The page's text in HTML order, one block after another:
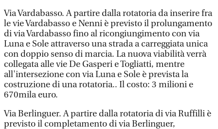
Via Vardabasso. A partire dalla rotatoria da inserire fra
le vie Vardabasso e Nenni è previsto il prolungamento
di via Vardabasso fino al ricongiungimento con via
Luna e Sole attraverso una strada a carreggiata unica
con doppio senso di marcia. La nuova viabilità verrà
collegata alle vie De Gasperi e Togliatti, mentre
all'intersezione con via Luna e Sole è prevista la
costruzione di una rotatoria.. Il costo: 3 milioni e
670mila euro.
Via Berlinguer. A partire dalla rotatoria di via Ruffilli è
previsto il completamento di via Berlinguer,